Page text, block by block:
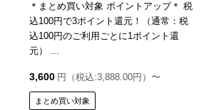
＊まとめ買い対象 ポイントアップ＊ 税
込100円で3ポイント還元！（通常：税
込100円のご利用ごとに1ポイント還
元） ...
3,600 円（税込:3,888.00円）〜
まとめ買い対象